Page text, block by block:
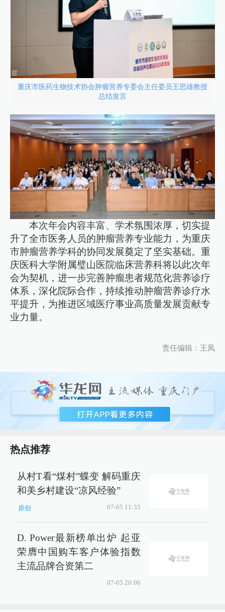
重庆市医药生物技术协会肿瘤营养专委会主任委员王思雄教授
总结发言
本次年会内容丰富、学术氛围浓厚，切实提
升了全市医务人员的肿瘤营养专业能力，为重庆
市肿瘤营养学科的协同发展奠定了坚实基础。重
庆医科大学附属璧山医院临床营养科将以此次年
会为契机，进一步完善肿瘤患者规范化营养诊疗
体系，深化院际合作，持续推动肿瘤营养诊疗水
平提升，为推进区域医疗事业高质量发展贡献专
业力量。
责任编辑：王凤
热点推荐
从村T看“煤村”蝶变 解码重庆
和美乡村建设“凉风经验”
原创 07-05 11:35
D. Power最新榜单出炉 起亚
荣膺中国购车客户体验指数
主流品牌合资第二
07-05 20:06